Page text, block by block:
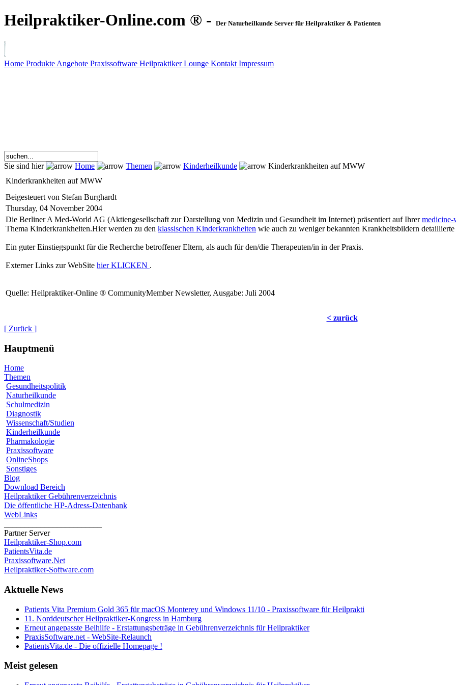
Heilpraktiker-Online.com ® - Der Naturheilkunde Server für Heilpraktiker & Patienten
Home Produkte Angebote Praxissoftware Heilpraktiker Lounge Kontakt Impressum
Sie sind hier Home Themen Kinderheilkunde
Kinderkrankheiten auf MWW
Kinderkrankheiten auf MWW
Beigesteuert von Stefan Burghardt
Thursday, 04 November 2004
Die Berliner A Med-World AG (Aktiengesellschaft zur Darstellung von Medizin und Gesundheit im Internet) präsentiert auf Ihrer
Thema Kinderkrankheiten.Hier werden zu den klassischen Kinderkrankheiten wie auch zu weniger bekannten Krankheitsbildern
Ein guter Einstiegspunkt für die Recherche betroffener Eltern, als auch für den/die Therapeuten/in in der Praxis.
Externer Links zur WebSite hier KLICKEN .
Quelle: Heilpraktiker-Online ® CommunityMember Newsletter, Ausgabe: Juli 2004
< zurück
[ Zurück ]
Hauptmenü
Home
Themen
Gesundheitspolitik
Naturheilkunde
Schulmedizin
Diagnostik
Wissenschaft/Studien
Kinderheilkunde
Pharmakologie
Praxissoftware
OnlineShops
Sonstiges
Blog
Download Bereich
Heilpraktiker Gebührenverzeichnis
Die öffentliche HP-Adress-Datenbank
WebLinks
Partner Server
Heilpraktiker-Shop.com
PatientsVita.de
Praxissoftware.Net
Heilpraktiker-Software.com
Aktuelle News
Patients Vita Premium Gold 365 für macOS Monterey und Windows 11/10 - Praxissoftware für Heilprakti
11. Norddeutscher Heilpraktiker-Kongress in Hamburg
Erneut angepasste Beihilfe - Erstattungsbeträge in Gebührenverzeichnis für Heilpraktiker
PraxisSoftware.net - WebSite-Relaunch
PatientsVita.de - Die offizielle Homepage !
Meist gelesen